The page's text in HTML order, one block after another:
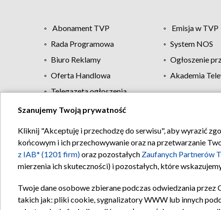
Abonament TVP
Emisja w TVP
Rada Programowa
System NOS
Biuro Reklamy
Ogłoszenie
Oferta Handlowa
Akademia
Telegazeta ogłoszenia
Regulamin TVP
Szanujemy Twoją prywatność
Kliknij "Akceptuję i przechodzę do serwisu", aby wyrazić
końcowym i ich przechowywanie oraz na przetwarzanie
z IAB* (1201 firm)oraz pozostałych Zaufanych Partnerów
mierzenia ich skuteczności) i pozostałych, które
Twoje dane osobowe zbierane podczas odwiedzania przez
takich jak: pliki cookie, sygnalizatory WWW lub innych